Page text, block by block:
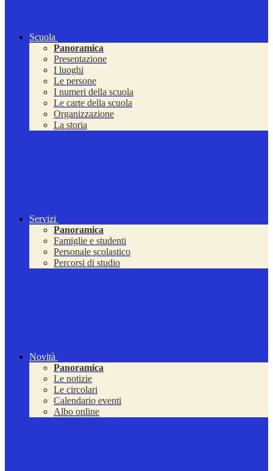
Scuola
Panoramica
Presentazione
I luoghi
Le persone
I numeri della scuola
Le carte della scuola
Organizzazione
La storia
Servizi
Panoramica
Famiglie e studenti
Personale scolastico
Percorsi di studio
Novità
Panoramica
Le notizie
Le circolari
Calendario eventi
Albo online